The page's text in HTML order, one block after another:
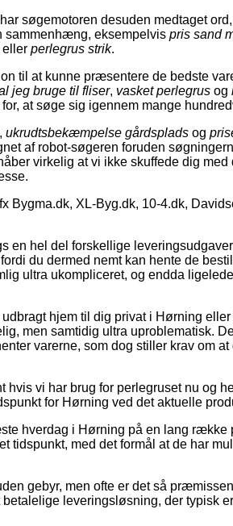
søgemotoren desuden medtaget
sammenhæng, eksempelvis pris sand
eller perlegrus strik.
til at kunne præsentere de bedste
jeg bruge til fliser, vasket perlegrus og
at søge sig igennem mange
, ukrudtsbekæmpelse gårdsplads og
af robot-søgeren foruden
virkelig at vi ikke skuffede dig
Bygma.dk, XL-Byg.dk, 10-4.dk,
en hel del forskellige
du dermed nemt kan hente de
ultra ukompliceret, og endda
hjem til dig privat i Hørning eller
men samtidig ultra uproblematisk.
varerne, som dog stiller krav om
vi har brug for perlegruset nu og
for Hørning ved det aktuelle
hverdag i Hørning på en lang række
tidspunkt, med det formål at de har
gebyr, men ofte er det så
leveringsløsning, der typisk